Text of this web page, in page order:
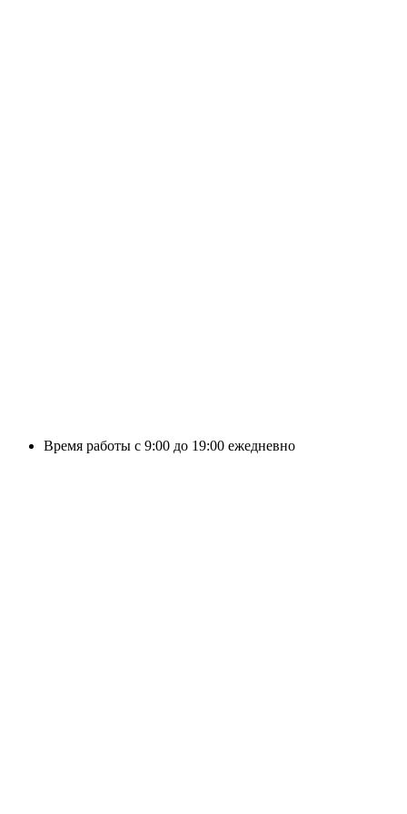
Время работы с 9:00 до 19:00 ежедневно